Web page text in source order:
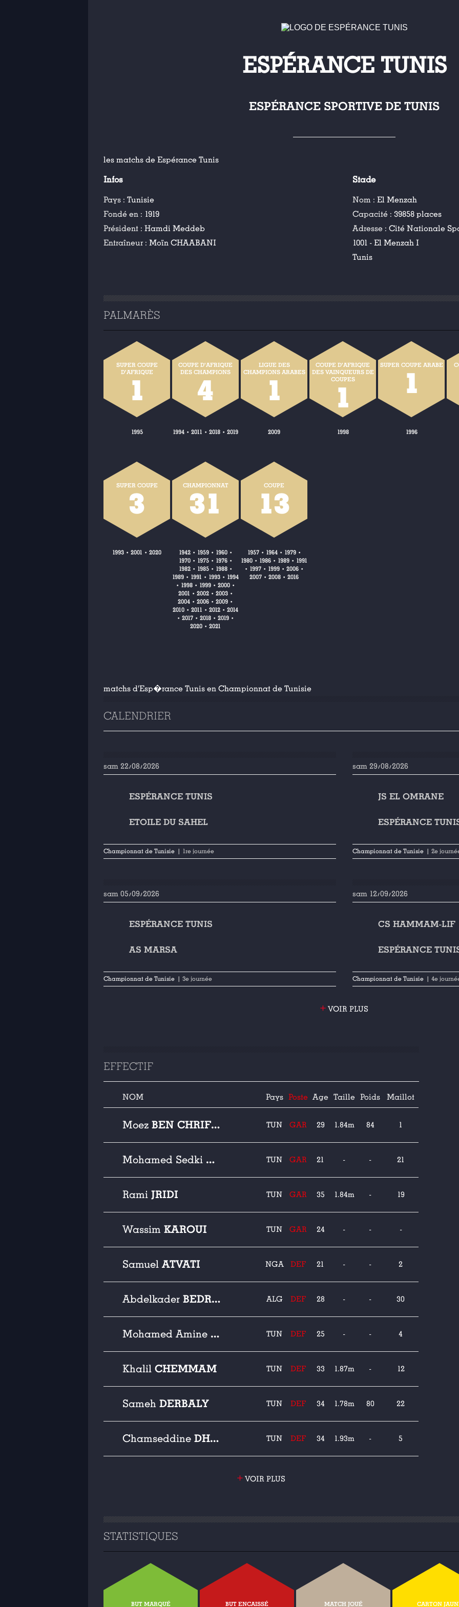
ESPÉRANCE TUNIS
ESPÉRANCE SPORTIVE DE TUNIS
les matchs de Espérance Tunis
Infos
Pays : Tunisie
Fondé en : 1919
Président : Hamdi Meddeb
Entraîneur : Moïn CHAABANI
Stade
Nom :El Menzah
Capacité :39858 places
Adresse :Cité Nationale
1001 - El Menzah I
Tunis
PALMARÈS
SUPER COUPE
D'AFRIQUE
1
1995
COUPE D'AFRIQUE
DES CHAMPIONS
4
1994 • 2011 • 2018 • 2019
LIGUE DES
CHAMPIONS ARABES
1
2009
COUPE D'AFRIQUE
DES VAINQUEURS DE
COUPES
1
1998
SUPER COUPE ARABE
1
1996
SUPER COUPE
3
1993 • 2001 • 2020
CHAMPIONNAT
31
1942• 1959• 1960•
1970• 1975• 1976•
1982• 1985• 1988•
1989 • 1991 • 1993 • 1994
• 1998 • 1999 • 2000 •
2001 • 2002• 2003•
2004 • 2006 • 2009 •
2010 • 2011 • 2012 • 2014
• 2017 • 2018 • 2019 •
2020 • 2021
COUPE
13
1957• 1964• 1979•
1980 • 1986 • 1989 • 1991
• 1997 • 1999 • 2006 •
2007 • 2008 • 2016
matchs d'Esp�rance Tunis en Championnat de Tunisie
CALENDRIER
sam 22/08/2026
ESPÉRANCE TUNIS
ETOILE DU SAHEL
Championnat de Tunisie | 1re journée
sam 29/08/2026
JS EL OMRANE
ESPÉRANCE
Championnat de Tunisie | 2e
sam 05/09/2026
ESPÉRANCE TUNIS
AS MARSA
Championnat de Tunisie | 3e journée
sam 12/09/2026
CS HAMMAM-LIF
ESPÉRANCE
Championnat de Tunisie | 4e
+ VOIR PLUS
EFFECTIF
NOM Pays Poste Age Taille Poids Maillot
Moez BEN CHRIFIA TUN GAR 29 1.84m 84 1
Mohamed Sedki
DEBCHI TUN GAR 21 - - 21
Rami JRIDI TUN GAR 35 1.84m - 19
Wassim KAROUI TUN GAR 24 - - -
Samuel ATVATI NGA DEF 21 - - 2
Abdelkader BEDRANE ALG DEF 28 - - 30
Mohamed Amine
BEN HAMIDA
TUN DEF 25 - - 4
Khalil CHEMMAM TUN DEF 33 1.87m - 12
Sameh DERBALY TUN DEF 34 1.78m 80 22
Chamseddine DHAOUADI TUN DEF 34 1.93m - 5
+VOIR PLUS
STATISTIQUES
BUT MARQUÉ BUT ENCAISSÉ MATCH JOUÉ CARTON